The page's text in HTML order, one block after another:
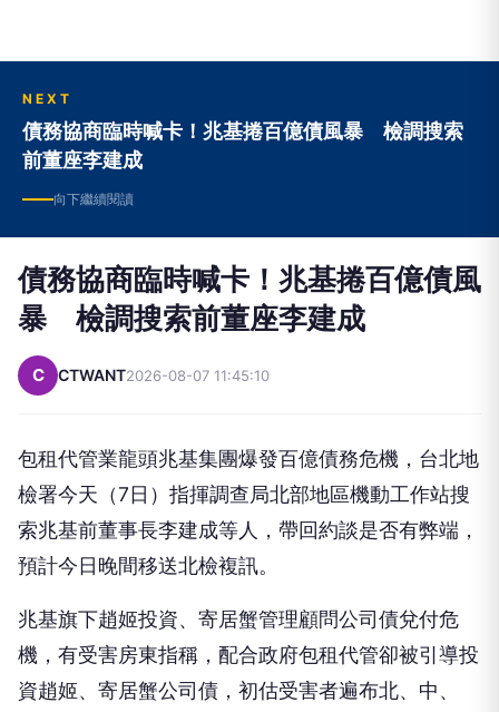
NEXT
債務協商臨時喊卡！兆基捲百億債風暴 檢調搜索
前董座李建成
向下繼續閱讀
債務協商臨時喊卡！兆基捲百億債風
暴 檢調搜索前董座李建成
C CTWANT2026-08-07 11:45:10
包租代管業龍頭兆基集團爆發百億債務危機，台北地
檢署今天（7日）指揮調查局北部地區機動工作站搜
索兆基前董事長李建成等人，帶回約談是否有弊端，
預計今日晚間移送北檢複訊。
兆基旗下趙姬投資、寄居蟹管理顧問公司債兌付危
機，有受害房東指稱，配合政府包租代管卻被引導投
資趙姬、寄居蟹公司債，初估受害者遍布北、中、